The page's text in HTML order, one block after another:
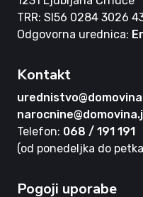
TRR: SI56 0284 3026
Odgovorna urednica:
Kontakt
Telefon: 068 / 191 191
(od ponedeljka do
Pogoji uporabe